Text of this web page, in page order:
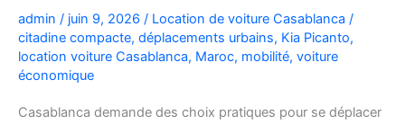
admin / juin 9, 2026 / Location de voiture Casablanca /
citadine compacte, déplacements urbains, Kia Picanto,
location voiture Casablanca, Maroc, mobilité, voiture
économique
Casablanca demande des choix pratiques pour se déplacer